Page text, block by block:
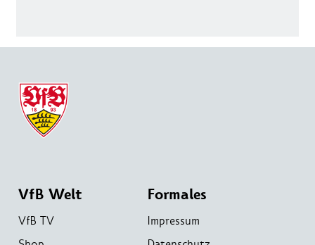
VfB Welt
VfB TV
Formales
Impressum